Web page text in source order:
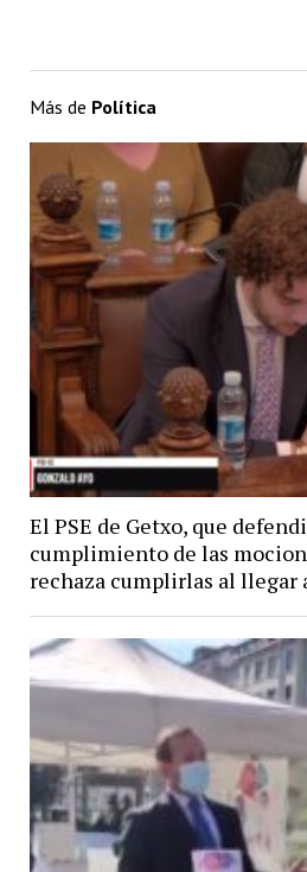
Más de Política
El PSE de Getxo, que
cumplimiento de las
rechaza cumplirlas al llegar